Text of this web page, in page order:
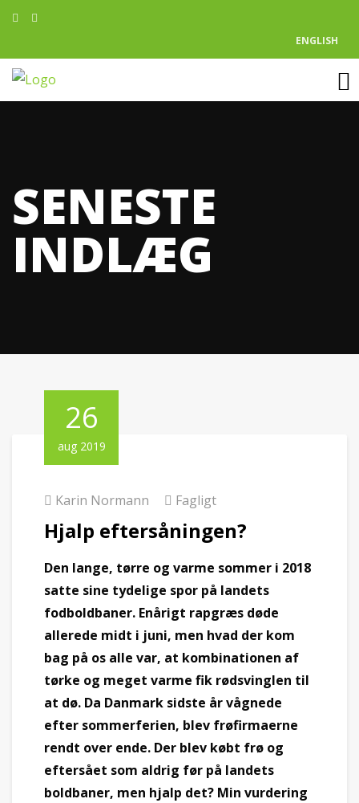
ENGLISH
SENESTE
INDLÆG
26
aug 2019
Karin Normann Fagligt
Hjalp eftersåningen?
Den lange, tørre og varme sommer i 2018
satte sine tydelige spor på landets
fodboldbaner. Enårigt rapgræs døde
allerede midt i juni, men hvad der kom
bag på os alle var, at kombinationen af
tørke og meget varme fik rødsvinglen til
at dø. Da Danmark sidste år vågnede
efter sommerferien, blev frøfirmaerne
rendt over ende. Der blev købt frø og
eftersået som aldrig før på landets
boldbaner, men hjalp det? Min vurdering